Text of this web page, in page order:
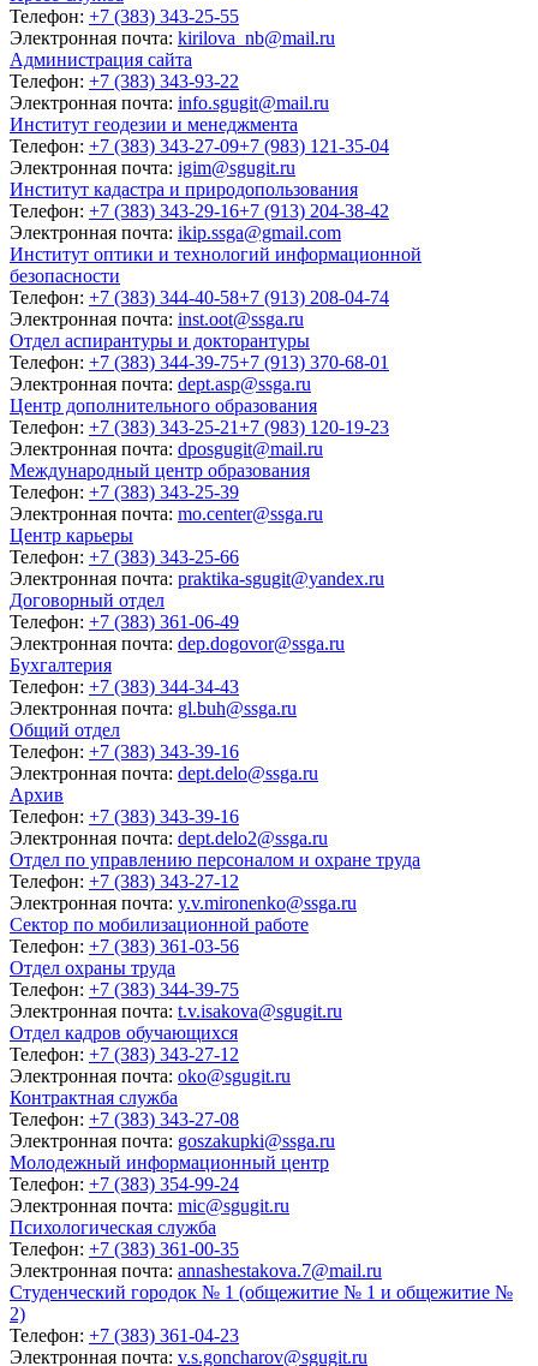
Телефон: +7 (383) 343-25-55
Электронная почта: kirilova_nb@mail.ru
Администрация сайта
Телефон: +7 (383) 343-93-22
Электронная почта: info.sgugit@mail.ru
Институт геодезии и менеджмента
Телефон: +7 (383) 343-27-09+7 (983) 121-35-04
Электронная почта: igim@sgugit.ru
Институт кадастра и природопользования
Телефон: +7 (383) 343-29-16+7 (913) 204-38-42
Электронная почта: ikip.ssga@gmail.com
Институт оптики и технологий информационной
безопасности
Телефон: +7 (383) 344-40-58+7 (913) 208-04-74
Электронная почта: inst.oot@ssga.ru
Отдел аспирантуры и докторантуры
Телефон: +7 (383) 344-39-75+7 (913) 370-68-01
Электронная почта: dept.asp@ssga.ru
Центр дополнительного образования
Телефон: +7 (383) 343-25-21+7 (983) 120-19-23
Электронная почта: dposgugit@mail.ru
Международный центр образования
Телефон: +7 (383) 343-25-39
Электронная почта: mo.center@ssga.ru
Центр карьеры
Телефон: +7 (383) 343-25-66
Электронная почта: praktika-sgugit@yandex.ru
Договорный отдел
Телефон: +7 (383) 361-06-49
Электронная почта: dep.dogovor@ssga.ru
Бухгалтерия
Телефон: +7 (383) 344-34-43
Электронная почта: gl.buh@ssga.ru
Общий отдел
Телефон: +7 (383) 343-39-16
Электронная почта: dept.delo@ssga.ru
Архив
Телефон: +7 (383) 343-39-16
Электронная почта: dept.delo2@ssga.ru
Отдел по управлению персоналом и охране труда
Телефон: +7 (383) 343-27-12
Электронная почта: y.v.mironenko@ssga.ru
Сектор по мобилизационной работе
Телефон: +7 (383) 361-03-56
Отдел охраны труда
Телефон: +7 (383) 344-39-75
Электронная почта: t.v.isakova@sgugit.ru
Отдел кадров обучающихся
Телефон: +7 (383) 343-27-12
Электронная почта: oko@sgugit.ru
Контрактная служба
Телефон: +7 (383) 343-27-08
Электронная почта: goszakupki@ssga.ru
Молодежный информационный центр
Телефон: +7 (383) 354-99-24
Электронная почта: mic@sgugit.ru
Психологическая служба
Телефон: +7 (383) 361-00-35
Электронная почта: annashestakova.7@mail.ru
Студенческий городок № 1 (общежитие № 1 и общежитие №
2)
Телефон: +7 (383) 361-04-23
Электронная почта: v.s.goncharov@sgugit.ru